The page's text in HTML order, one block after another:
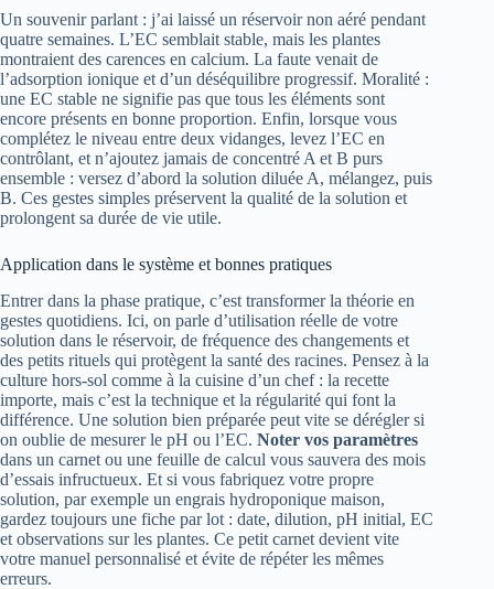
Un souvenir parlant : j’ai laissé un réservoir non aéré pendant
quatre semaines. L’EC semblait stable, mais les plantes
montraient des carences en calcium. La faute venait de
l’adsorption ionique et d’un déséquilibre progressif. Moralité :
une EC stable ne signifie pas que tous les éléments sont
encore présents en bonne proportion. Enfin, lorsque vous
complétez le niveau entre deux vidanges, levez l’EC en
contrôlant, et n’ajoutez jamais de concentré A et B purs
ensemble : versez d’abord la solution diluée A, mélangez, puis
B. Ces gestes simples préservent la qualité de la solution et
prolongent sa durée de vie utile.
Application dans le système et bonnes pratiques
Entrer dans la phase pratique, c’est transformer la théorie en
gestes quotidiens. Ici, on parle d’utilisation réelle de votre
solution dans le réservoir, de fréquence des changements et
des petits rituels qui protègent la santé des racines. Pensez à la
culture hors-sol comme à la cuisine d’un chef : la recette
importe, mais c’est la technique et la régularité qui font la
différence. Une solution bien préparée peut vite se dérégler si
on oublie de mesurer le pH ou l’EC. Noter vos paramètres
dans un carnet ou une feuille de calcul vous sauvera des mois
d’essais infructueux. Et si vous fabriquez votre propre
solution, par exemple un engrais hydroponique maison,
gardez toujours une fiche par lot : date, dilution, pH initial, EC
et observations sur les plantes. Ce petit carnet devient vite
votre manuel personnalisé et évite de répéter les mêmes
erreurs.